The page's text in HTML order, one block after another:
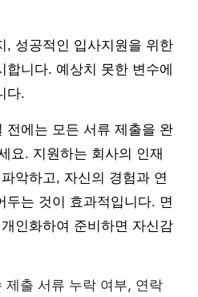
, 성공적인 입사지원을 위한
합니다. 예상치 못한 변수에
다.
전에는 모든 서류 제출을 완
요. 지원하는 회사의 인재
악하고, 자신의 경험과 연
두는 것이 효과적입니다. 면
인화하여 준비하면 자신감
제출 서류 누락 여부, 연락